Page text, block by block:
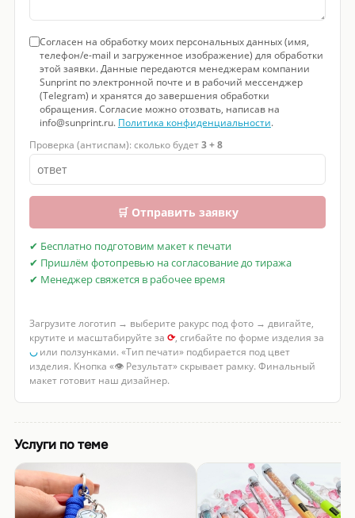
Согласен на обработку моих персональных данных (имя,
телефон/e-mail и загруженное изображение) для обработки
этой заявки. Данные передаются менеджерам компании
Sunprint по электронной почте и в рабочий мессенджер
(Telegram) и хранятся до завершения обработки
обращения. Согласие можно отозвать, написав на
info@sunprint.ru. Политика конфиденциальности.
Проверка (антиспам): сколько будет3 + 8
🛒 Отправить заявку
✔ Бесплатно подготовим макет к печати
✔ Пришлём фотопревью на согласование до тиража
✔ Менеджер свяжется в рабочее время
Загрузите логотип → выберите ракурс под фото → двигайте,
крутите и масштабируйте за ⟳, сгибайте по форме изделия за
◡или ползунками. «Тип печати» подбирается под цвет
изделия. Кнопка «👁 Результат» скрывает рамку. Финальный
макет готовит наш дизайнер.
Услуги по теме